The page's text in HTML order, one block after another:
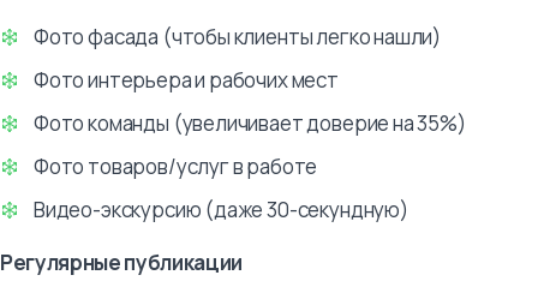
Фото фасада (чтобы клиенты легко нашли)
Фото интерьера и рабочих мест
Фото команды (увеличивает доверие на 35%)
Фото товаров/услуг в работе
Видео-экскурсию (даже 30-секундную)
Регулярные публикации